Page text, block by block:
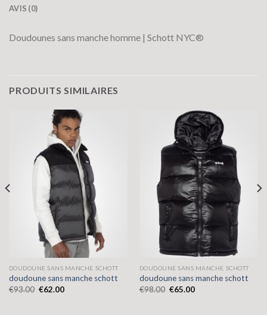
AVIS (0)
Doudounes sans manche homme | Schott NYC®
PRODUITS SIMILAIRES
DOUDOUNE SANS MANCHE SCHOTT
doudoune sans manche schott
€93.00 €62.00
DOUDOUNE SANS MANCHE SCHOTT
doudoune sans manche schott
€98.00 €65.00